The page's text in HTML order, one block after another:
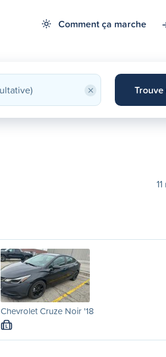
Comment ça marche
×
Chevrolet Cruze Noir '18
L